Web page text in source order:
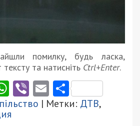
помилку, будь ласка,
тексту та натисніть Ctrl+Enter.
WhatsApp
ViberEmail
| Метки: ДТВ,